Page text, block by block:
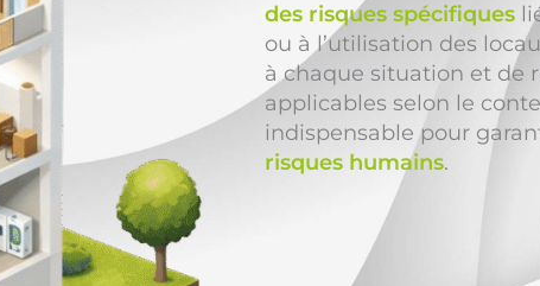
des risques spécifiques
ou à l’utilisation des
à chaque situation et de
applicables selon le
indispensable pour
risques humains.